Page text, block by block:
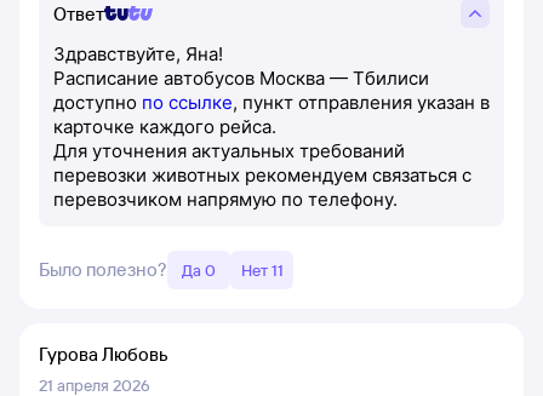
Ответ
Здравствуйте, Яна!
Расписание автобусов Москва — Тбилиси
доступно по ссылке, пункт отправления указан в
карточке каждого рейса.
Для уточнения актуальных требований
перевозки животных рекомендуем связаться с
перевозчиком напрямую по телефону.
Было полезно? Да 0 Нет 11
Гурова Любовь
21 апреля 2026